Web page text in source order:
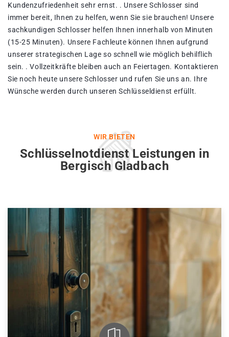
Kundenzufriedenheit sehr ernst. . Unsere Schlosser sind
immer bereit, Ihnen zu helfen, wenn Sie sie brauchen! Unsere
sachkundigen Schlosser helfen Ihnen innerhalb von Minuten
(15-25 Minuten). Unsere Fachleute können Ihnen aufgrund
unserer strategischen Lage so schnell wie möglich behilflich
sein. . Vollzeitkräfte bleiben auch an Feiertagen. Kontaktieren
Sie noch heute unsere Schlosser und rufen Sie uns an. Ihre
Wünsche werden durch unseren Schlüsseldienst erfüllt.
WIR BIETEN
Schlüsselnotdienst Leistungen in
Bergisch Gladbach